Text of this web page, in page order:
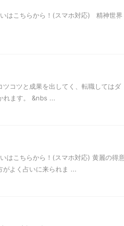
はこちらから！(スマホ対応) 精神世界
コツと成果を出してく、転職してはダ
れます。 &nbs ...
はこちらから！(スマホ対応) 黄麗の得
よく占いに来られま ...